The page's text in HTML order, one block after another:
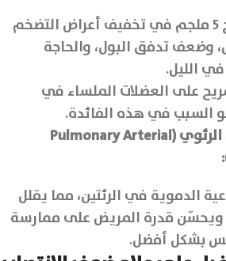
تساعد اقراص تادالونج 5 ملجم في تخفيف أعراض التضخم
وضعف تدفق البول، والحاجة
الليل.
على العضلات الملساء في
السبب في هذه الفائدة.
علاج ارتفاع ضغط الدم الرئوي (Pulmonary Arterial
الدموية في الرئتين، مما يقلل
قدرة المريض على ممارسة
بشكل أفضل.